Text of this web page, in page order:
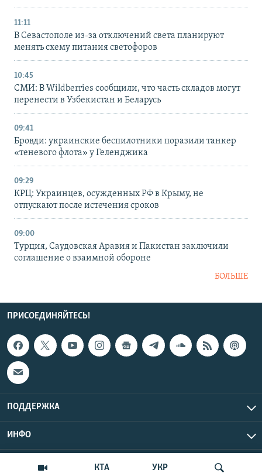
КТА УКР
11:11
В Севастополе из-за отключений света планируют
менять схему питания светофоров
10:45
СМИ: В Wildberries сообщили, что часть складов могут
перенести в Узбекистан и Беларусь
09:41
Бровди: украинские беспилотники поразили танкер
«теневого флота» у Геленджика
09:29
КРЦ: Украинцев, осужденных РФ в Крыму, не
отпускают после истечения сроков
09:00
Турция, Саудовская Аравия и Пакистан заключили
соглашение о взаимной обороне
БОЛЬШЕ
ПРИСОЕДИНЯЙТЕСЬ!
ПОДДЕРЖКА
ИНФО
Copyright Крым.Реалии, 2026 | Все права защищены.
UTC+3